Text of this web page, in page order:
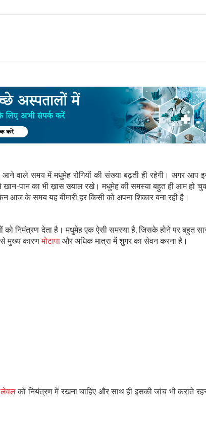
वाले समय में मधुमेह रोगियों की संख्या बढ़ती ही रहेगी। अगर आप
खान-पान का भी ख़ास ख्याल रखे। मधुमेह की समस्या बहुत ही आम हो
आज के समय यह बीमारी हर किसी को अपना शिकार बना रही है।
को निमंत्रण देता है। मधुमेह एक ऐसी समस्या है, जिसके होने पर बहुत
मुख्य कारणमोटापा और अधिक मात्रा में शुगर का सेवन करना है।
लेवलको नियंत्रण में रखना चाहिए और साथ ही इसकी जांच भी कराते